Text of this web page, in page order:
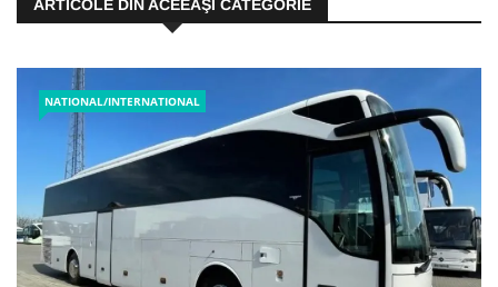
ARTICOLE DIN ACEEAŞI CATEGORIE
NATIONAL/INTERNATIONAL